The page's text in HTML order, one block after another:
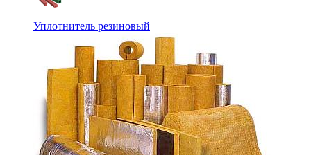
Уплотнитель резиновый